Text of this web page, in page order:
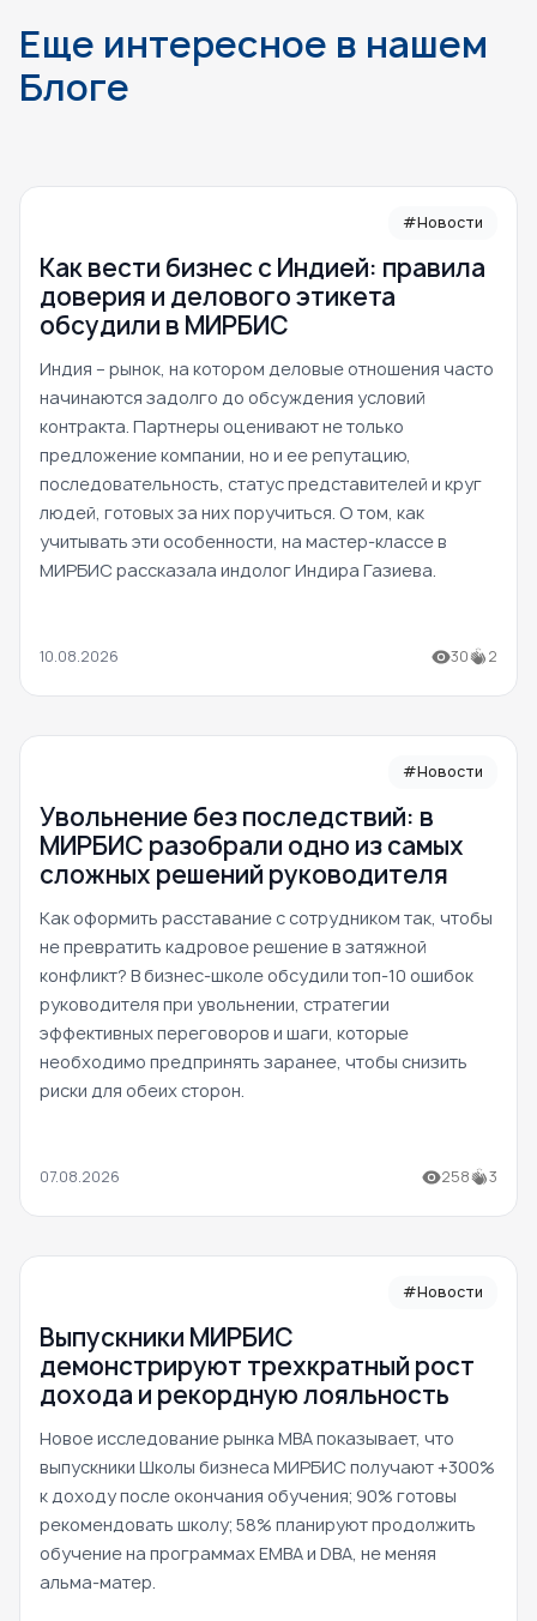
Еще интересное в нашем
Блоге
#Новости
Как вести бизнес с Индией: правила
доверия и делового этикета
обсудили в МИРБИС
Индия – рынок, на котором деловые отношения часто
начинаются задолго до обсуждения условий
контракта. Партнеры оценивают не только
предложение компании, но и ее репутацию,
последовательность, статус представителей и круг
людей, готовых за них поручиться. О том, как
учитывать эти особенности, на мастер-классе в
МИРБИС рассказала индолог Индира Газиева.
10.08.2026 30 2
#Новости
Увольнение без последствий: в
МИРБИС разобрали одно из самых
сложных решений руководителя
Как оформить расставание с сотрудником так, чтобы
не превратить кадровое решение в затяжной
конфликт? В бизнес-школе обсудили топ-10 ошибок
руководителя при увольнении, стратегии
эффективных переговоров и шаги, которые
необходимо предпринять заранее, чтобы снизить
риски для обеих сторон.
07.08.2026 258 3
#Новости
Выпускники МИРБИС
демонстрируют трехкратный рост
дохода и рекордную лояльность
Новое исследование рынка MBA показывает, что
выпускники Школы бизнеса МИРБИС получают +300%
к доходу после окончания обучения; 90% готовы
рекомендовать школу; 58% планируют продолжить
обучение на программах EMBA и DBA, не меняя
альма-матер.